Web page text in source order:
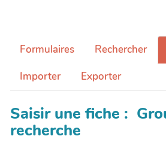
Formulaires Rechercher
Importer
Exporter
Saisir une fiche :
recherche